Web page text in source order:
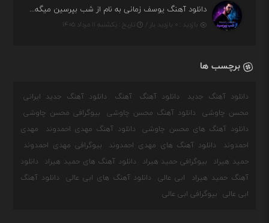
دانلود آهنگ یوسف زمانی به نام از شب بپرسین میگه چه روزگاری دارم
بازدید : ۰ بازدید بار / تاریخ : یکشنبه ۱۱ مرداد ۱۴۰۵
برچسب ها
دانلود آهنگ جدید دانلود آهنگ آهنگ
دانلود آهنگ جدید ایرانی
محسن چاوشی
دانلود آهنگ محسن چاوشی
بیوگرافی محسن چاوشی
دانلود آهنگ های محسن چاوشی
دانلود آهنگ مهدی احمدوند
مهدی
احمدوند
دانلود آهنگ های مهدی احمدوند
بیوگرافی مهدی احمدوند
حمید هیراد
بیوگرافی حمید هیراد دانلود آهنگ های حمید هیراد
دانلود
آهنگ حمید هیراد
ابی عالی دانلود آهنگ های ابی عالی
دانلود آهنگ
ابی عالی
بیوگرافی ابی عالی